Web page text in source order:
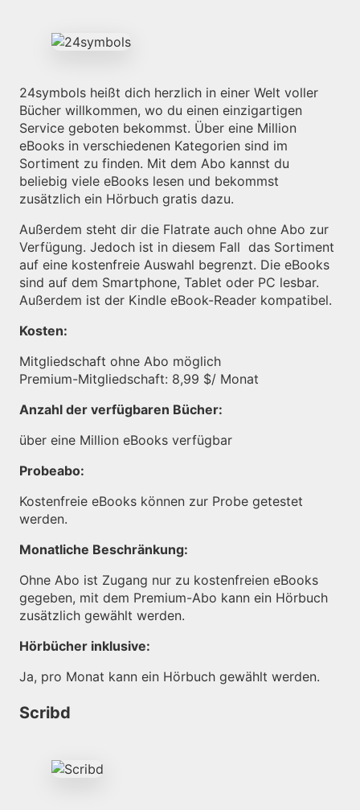
24symbols heißt dich herzlich in einer Welt voller
Bücher willkommen, wo du einen einzigartigen
Service geboten bekommst. Über eine Million
eBooks in verschiedenen Kategorien sind im
Sortiment zu finden. Mit dem Abo kannst du
beliebig viele eBooks lesen und bekommst
zusätzlich ein Hörbuch gratis dazu.
Außerdem steht dir die Flatrate auch ohne Abo zur
Verfügung. Jedoch ist in diesem Fall das Sortiment
auf eine kostenfreie Auswahl begrenzt. Die eBooks
sind auf dem Smartphone, Tablet oder PC lesbar.
Außerdem ist der Kindle eBook-Reader kompatibel.
Kosten:
Mitgliedschaft ohne Abo möglich
Premium-Mitgliedschaft: 8,99 $/ Monat
Anzahl der verfügbaren Bücher:
über eine Million eBooks verfügbar
Probeabo:
Kostenfreie eBooks können zur Probe getestet
werden.
Monatliche Beschränkung:
Ohne Abo ist Zugang nur zu kostenfreien eBooks
gegeben, mit dem Premium-Abo kann ein Hörbuch
zusätzlich gewählt werden.
Hörbücher inklusive:
Ja, pro Monat kann ein Hörbuch gewählt werden.
Scribd